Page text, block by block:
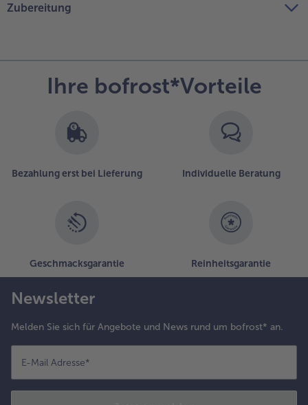
Zubereitung
Ihre bofrost*Vorteile
Bezahlung erst bei Lieferung Individuelle Beratung
Geschmacksgarantie Reinheitsgarantie
Newsletter
Melden Sie sich für Angebote und News rund um bofrost* an.
E-Mail Adresse*